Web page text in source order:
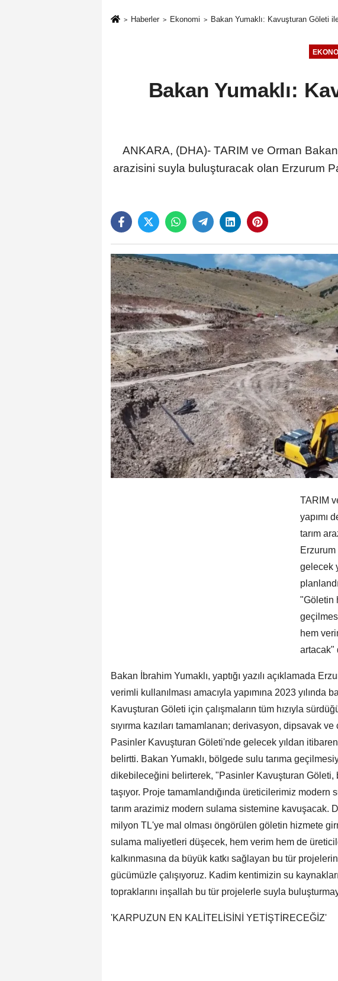
Haberler Ekonomi Bakan Yumaklı: Kavuşturan Göleti
Bakan Yumaklı:
ANKARA, (DHA)- TARIM ve Orman
arazisini suyla buluşturacak olan Erzurum
TARIM
yapımı
tarım
gelecek
"Göletin
hem
artacak"
Bakan İbrahim Yumaklı, yaptığı yazılı açıklamada
verimli kullanılması amacıyla yapımına 2023 yılında
Kavuşturan Göleti için çalışmaların tüm hızıyla
sıyırma kazıları tamamlanan; derivasyon, dipsavak
Pasinler Kavuşturan Göleti'nde gelecek yıldan itibaren
belirtti. Bakan Yumaklı, bölgede sulu tarıma
dikebileceğini belirterek, "Pasinler Kavuşturan Göleti,
taşıyor. Proje tamamlandığında üreticilerimiz modern
tarım arazimiz modern sulama sistemine kavuşacak.
milyon TL'ye mal olması öngörülen göletin hizmete
sulama maliyetleri düşecek, hem verim hem de
kalkınmasına da büyük katkı sağlayan bu tür projelerin
gücümüzle çalışıyoruz. Kadim kentimizin su
topraklarını inşallah bu tür projelerle suyla
'KARPUZUN EN KALİTELİSİNİ YETİŞTİRECEĞİZ'